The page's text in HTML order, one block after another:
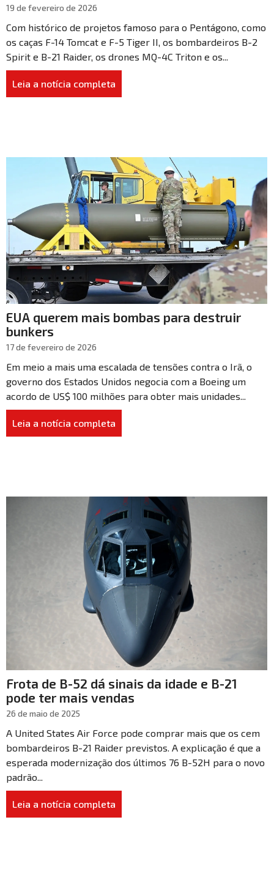
19 de fevereiro de 2026
Com histórico de projetos famoso para o Pentágono, como
os caças F-14 Tomcat e F-5 Tiger II, os bombardeiros B-2
Spirit e B-21 Raider, os drones MQ-4C Triton e os...
Leia a notícia completa
EUA querem mais bombas para destruir
bunkers
17 de fevereiro de 2026
Em meio a mais uma escalada de tensões contra o Irã, o
governo dos Estados Unidos negocia com a Boeing um
acordo de US$ 100 milhões para obter mais unidades...
Leia a notícia completa
Frota de B-52 dá sinais da idade e B-21
pode ter mais vendas
26 de maio de 2025
A United States Air Force pode comprar mais que os cem
bombardeiros B-21 Raider previstos. A explicação é que a
esperada modernização dos últimos 76 B-52H para o novo
padrão...
Leia a notícia completa